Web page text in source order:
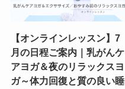
【オンラインレッスン】7
月の日程ご案内｜乳がんケ
アヨガ＆夜のリラックスヨ
ガ～体力回復と質の良い睡